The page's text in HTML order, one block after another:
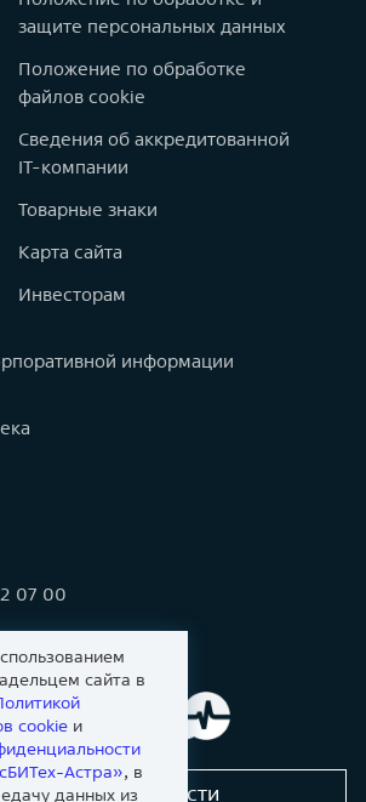
защите персональных данных
Положение по обработке
файлов cookie
Сведения об аккредитованной
IT-компании
Товарные знаки
Карта сайта
Инвесторам
информации
07 00
об уязвимости
сайта в
сookie и
Астра», в
данных из